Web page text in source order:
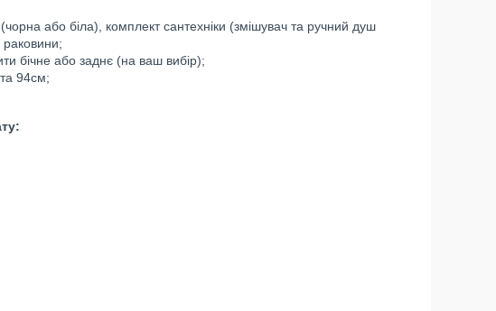
або біла), комплект сантехніки (змішувач та ручний душ
бічне або заднє (на ваш вибір);
94см;